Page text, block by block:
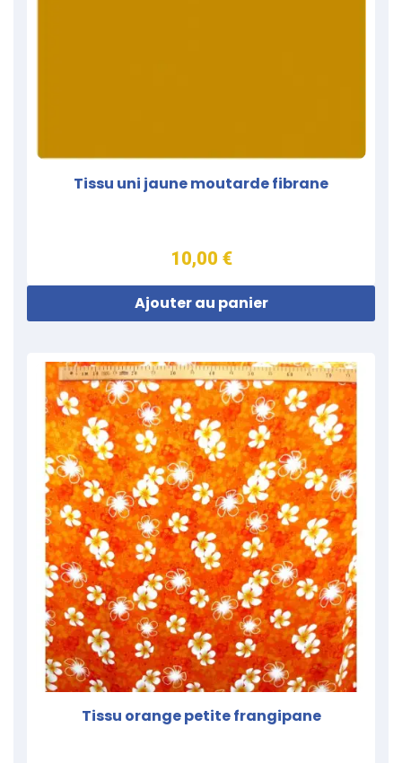
Tissu uni jaune moutarde fibrane
10,00 €
Ajouter au panier
Tissu orange petite frangipane